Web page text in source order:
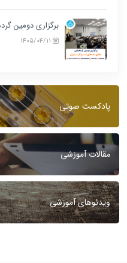
برگزاری دومین
پادکست صوتی
مقالات آموزشی
ویدئوهای آموزشی